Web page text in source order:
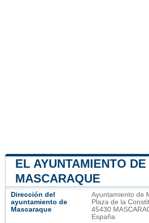
EL AYUNTAMIENTO DE
MASCARAQUE
Dirección del
ayuntamiento de
Mascaraque
Ayuntamiento de
Plaza de la
45430
España